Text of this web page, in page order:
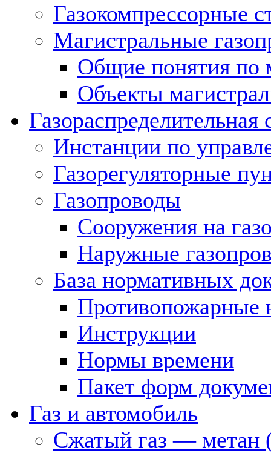
Газокомпрессорные
Магистральные
Общие понятия по
Объекты
Газораспределительная
Инстанции по
Газорегуляторные
Газопроводы
Сооружения на
Наружные
База нормативных
Противопожарные
Инструкции
Нормы времени
Пакет форм
Газ и автомобиль
Сжатый газ — метан